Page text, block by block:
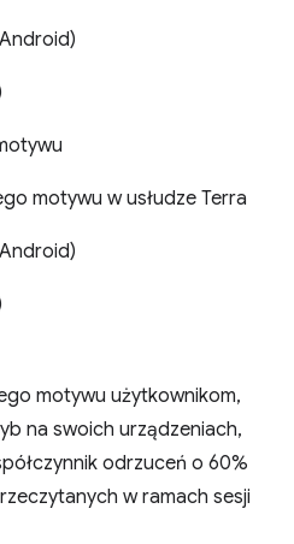
motywu w usłudze Terra
motywu użytkownikom,
na swoich urządzeniach,
odrzuceń o 60%
w ramach sesji